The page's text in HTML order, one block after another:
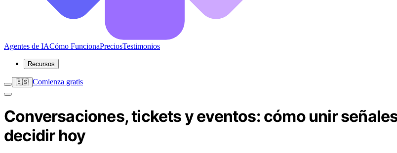
Agentes de IACómo FuncionaPreciosTestimonios
Recursos
🇪🇸 Comienza gratis
Conversaciones, tickets y eventos: cómo unir
decidir hoy